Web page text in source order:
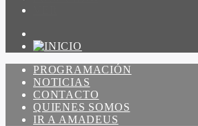
PROGRAMACIÓN
NOTICIAS
CONTACTO
QUIENES SOMOS
IR A AMADEUS